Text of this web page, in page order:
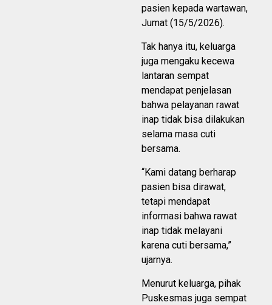
pasien kepada wartawan,
Jumat (15/5/2026).
Tak hanya itu, keluarga
juga mengaku kecewa
lantaran sempat
mendapat penjelasan
bahwa pelayanan rawat
inap tidak bisa dilakukan
selama masa cuti
bersama.
“Kami datang berharap
pasien bisa dirawat,
tetapi mendapat
informasi bahwa rawat
inap tidak melayani
karena cuti bersama,”
ujarnya.
Menurut keluarga, pihak
Puskesmas juga sempat